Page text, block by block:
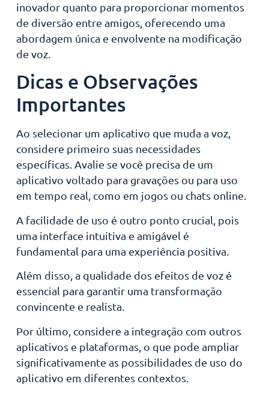
inovador quanto para proporcionar momentos
de diversão entre amigos, oferecendo uma
abordagem única e envolvente na modificação
de voz.
Dicas e Observações
Importantes
Ao selecionar um aplicativo que muda a voz,
considere primeiro suas necessidades
específicas. Avalie se você precisa de um
aplicativo voltado para gravações ou para uso
em tempo real, como em jogos ou chats online.
A facilidade de uso é outro ponto crucial, pois
uma interface intuitiva e amigável é
fundamental para uma experiência positiva.
Além disso, a qualidade dos efeitos de voz é
essencial para garantir uma transformação
convincente e realista.
Por último, considere a integração com outros
aplicativos e plataformas, o que pode ampliar
significativamente as possibilidades de uso do
aplicativo em diferentes contextos.